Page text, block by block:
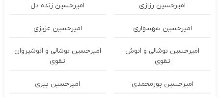
امیرحسین رزازی امیرحسین زنده دل
امیرحسین شهسواری امیرحسین عزیزی
امیرحسین نوشالی و انوش
تقوی
امیرحسین نوشالی و انوشیروان
تقوی
امیرحسین پورمحمدی امیرحسین پیری